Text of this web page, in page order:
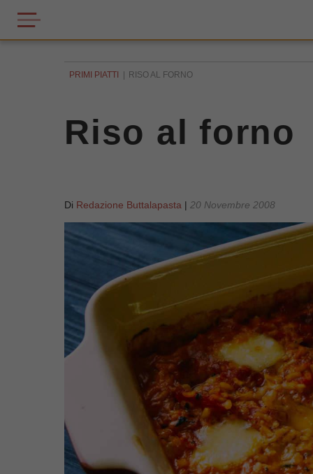
PRIMI PIATTI RISO AL FORNO
Riso al forno
Di Redazione Buttalapasta | 20 Novembre 2008